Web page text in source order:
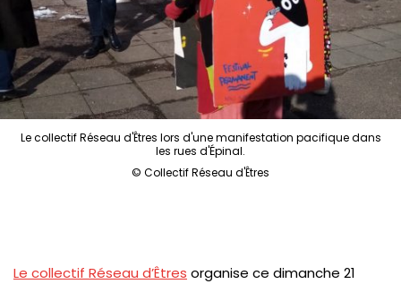
Le collectif Réseau d'Êtres lors d'une manifestation pacifique dans
les rues d'Épinal.
© Collectif Réseau d'Êtres
Le collectif Réseau d’Êtres organise ce dimanche 21